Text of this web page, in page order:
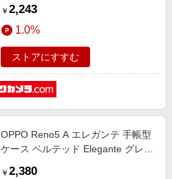
￥ 2,243
1.0%
ストアにすすむ
OPPO Reno5 A エレガンテ 手帳型
ケース ベルテッド Elegante グレー
￥ 2,380